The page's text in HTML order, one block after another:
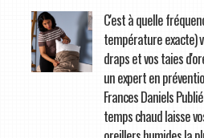
C'est à quelle
température exacte)
draps et vos taies
un expert en
Frances Daniels
temps chaud laisse